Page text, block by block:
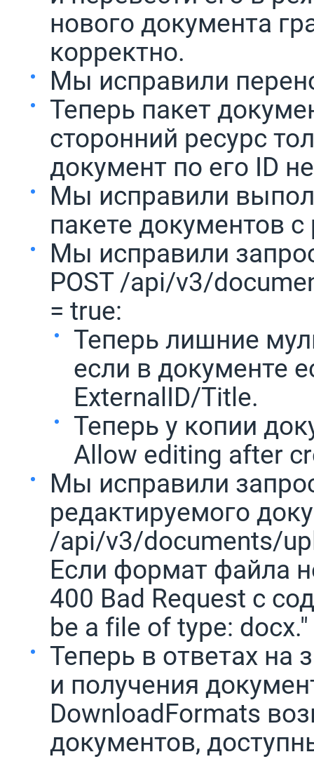
нового документа
корректно.
Мы исправили
Теперь пакет
сторонний ресурс
документ по его ID
Мы исправили
пакете документов
Мы исправили
POST /api/v3/
= true:
Теперь лишние
если в документе
ExternalID/Title.
Теперь у копии
Allow editing after
Мы исправили
редактируемого
/api/v3/documents/
Если формат файла
400 Bad Request с
be a file of type: docx."
Теперь в ответах на
и получения
DownloadFormats
документов,